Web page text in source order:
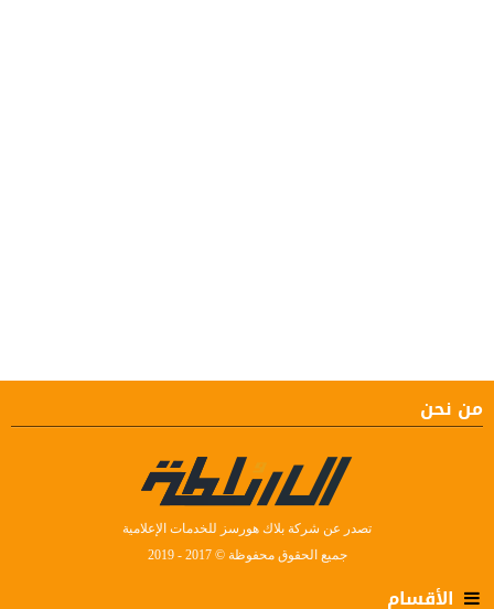
من نحن
تصدر عن شركة بلاك هورسز للخدمات الإعلامية
جميع الحقوق محفوظة © 2017 - 2019
الأقسام